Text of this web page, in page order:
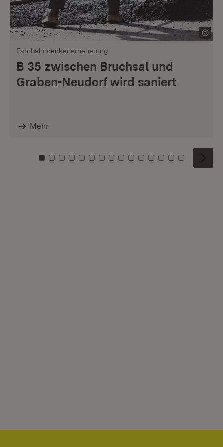
Fahrbahndeckenerneuerung
B 35 zwischen Bruchsal und
Graben-Neudorf wird saniert
Mehr
Zu Kachel: 0
Zu Kachel: 1
Zu Kachel: 2
Zu Kachel: 3
Zu Kachel: 4
Zu Kachel: 5
Zu Kachel: 6
Zu Kachel: 7
Zu Kachel: 8
Zu Kachel: 9
Zu Kachel: 10
Zu Kachel: 11
Zu Kachel: 12
Zu Kachel:
Zu